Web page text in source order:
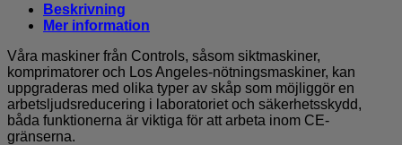
Beskrivning
Mer information
Våra maskiner från Controls, såsom siktmaskiner,
komprimatorer och Los Angeles-nötningsmaskiner, kan
uppgraderas med olika typer av skåp som möjliggör en
arbetsljudsreducering i laboratoriet och säkerhetsskydd,
båda funktionerna är viktiga för att arbeta inom CE-
gränserna.